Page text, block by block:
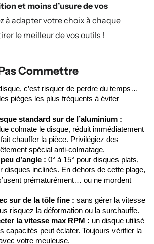
et moins d’usure de vos
à adapter votre choix à chaque
le meilleur de vos outils !
Commettre
c’est risquer de perdre du temps…
pièges les plus fréquents à éviter
standard sur de l’aluminium :
colmate le disque, réduit immédiatement
fait chauffer la pièce. Privilégiez des
spécial anti-colmatage.
d’angle : 0° à 15° pour disques plats,
disques inclinés. En dehors de cette plage,
prématurément… ou ne mordent
sur de la tôle fine : sans gérer la vitesse
risquez la déformation ou la surchauffe.
la vitesse max RPM : un disque utilisé
capacités peut éclater. Toujours vérifier la
votre meuleuse.